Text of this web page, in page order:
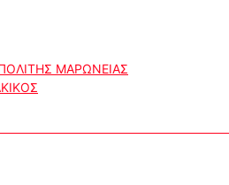
ΜΑΡΩΝΕΙΑΣ